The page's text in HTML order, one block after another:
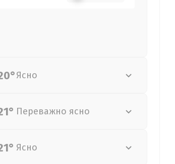
Ясно
Переважно ясно
Ясно